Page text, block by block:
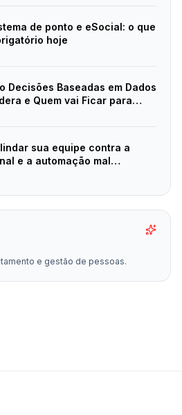
de ponto e eSocial: o que
hoje
Decisões Baseadas em Dados
e Quem vai Ficar para
sua equipe contra a
e a automação mal
e gestão de pessoas.